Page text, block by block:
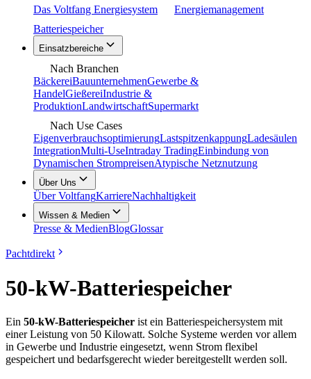
Das Voltfang Energiesystem
Energiemanagement
Batteriespeicher
Einsatzbereiche
Nach Branchen
BäckereiBauunternehmenGewerbe &
HandelGießereiIndustrie &
ProduktionLandwirtschaftSupermarkt
Nach Use Cases
EigenverbrauchsoptimierungLastspitzenkappungLadesäulen
IntegrationMulti-UseIntraday TradingEinbindung von
Dynamischen StrompreisenAtypische Netznutzung
Über Uns
Über VoltfangKarriereNachhaltigkeit
Wissen & Medien
Presse & MedienBlogGlossar
Pachtdirekt
50-kW-Batteriespeicher
Ein 50-kW-Batteriespeicher ist ein Batteriespeichersystem mit
einer Leistung von 50 Kilowatt. Solche Systeme werden vor allem
in Gewerbe und Industrie eingesetzt, wenn Strom flexibel
gespeichert und bedarfsgerecht wieder bereitgestellt werden soll.